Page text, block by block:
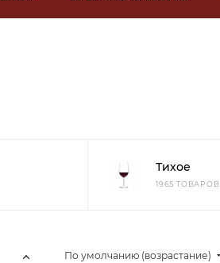
Тихое
1965 ТОВАРОВ
По умолчанию (возрастание)